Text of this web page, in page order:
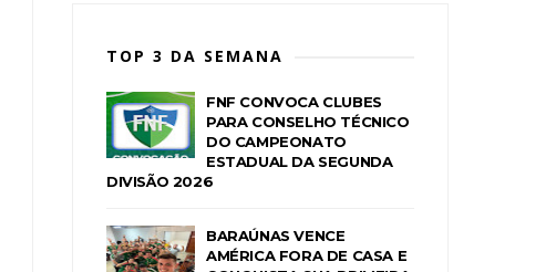
TOP 3 DA SEMANA
FNF CONVOCA CLUBES
PARA CONSELHO TÉCNICO
DO CAMPEONATO
ESTADUAL DA SEGUNDA
DIVISÃO 2026
BARAÚNAS VENCE
AMÉRICA FORA DE CASA E